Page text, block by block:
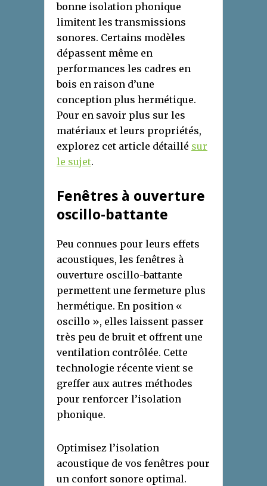
bonne isolation phonique
limitent les transmissions
sonores. Certains modèles
dépassent même en
performances les cadres en
bois en raison d’une
conception plus hermétique.
Pour en savoir plus sur les
matériaux et leurs propriétés,
explorez cet article détaillé sur
le sujet.
Fenêtres à ouverture
oscillo-battante
Peu connues pour leurs effets
acoustiques, les fenêtres à
ouverture oscillo-battante
permettent une fermeture plus
hermétique. En position «
oscillo », elles laissent passer
très peu de bruit et offrent une
ventilation contrôlée. Cette
technologie récente vient se
greffer aux autres méthodes
pour renforcer l’isolation
phonique.
Optimisez l’isolation
acoustique de vos fenêtres pour
un confort sonore optimal.